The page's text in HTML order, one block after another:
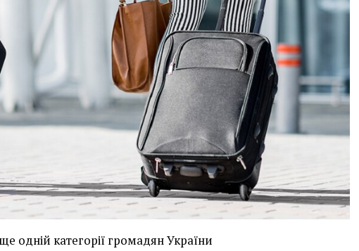
одній категорії громадян України